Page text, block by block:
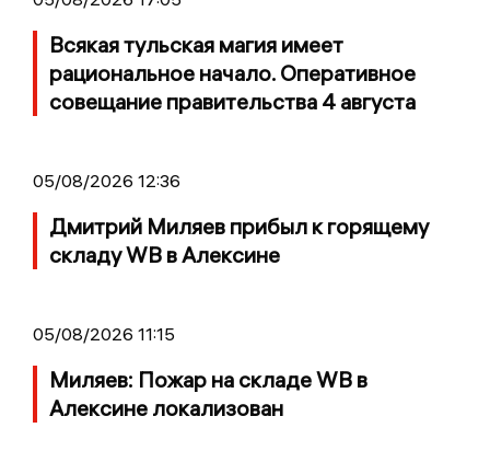
Всякая тульская магия имеет
рациональное начало. Оперативное
совещание правительства 4 августа
05/08/2026 12:36
Дмитрий Миляев прибыл к горящему
складу WB в Алексине
05/08/2026 11:15
Миляев: Пожар на складе WB в
Алексине локализован